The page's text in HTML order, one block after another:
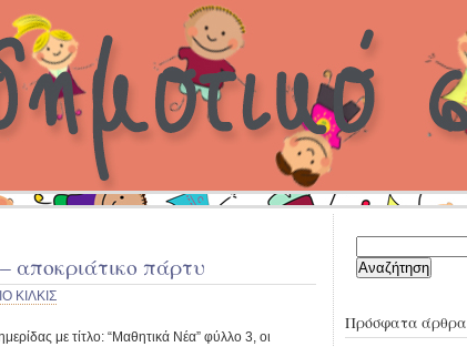
αποκριάτικο πάρτυ
ΚΙΛΚΙΣ
με τίτλο: “Μαθητικά Νέα” φύλλο 3, οι
για:
Πρόσφατα άρθρα